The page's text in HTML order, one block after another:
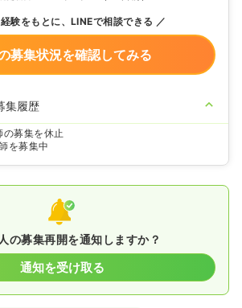
験をもとに、LINEで相談できる
募集状況を確認してみる
集履歴
の募集を休止
を募集中
の募集再開を通知しますか？
通知を受け取る